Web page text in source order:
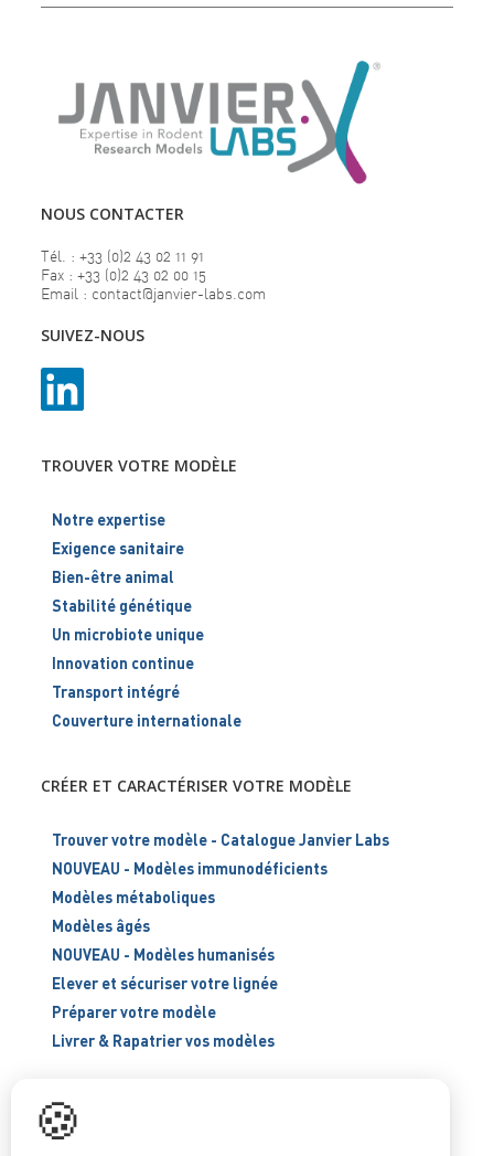
NOUS CONTACTER
Tél. : +33 (0)2 43 02 11 91
Fax : +33 (0)2 43 02 00 15
Email : contact@janvier-labs.com
SUIVEZ-NOUS
TROUVER VOTRE MODÈLE
Notre expertise
Exigence sanitaire
Bien-être animal
Stabilité génétique
Un microbiote unique
Innovation continue
Transport intégré
Couverture internationale
CRÉER ET CARACTÉRISER VOTRE MODÈLE
Trouver votre modèle - Catalogue Janvier Labs
NOUVEAU - Modèles immunodéficients
Modèles métaboliques
Modèles âgés
NOUVEAU - Modèles humanisés
Elever et sécuriser votre lignée
Préparer votre modèle
Livrer & Rapatrier vos modèles
ÉLEVER ET SÉCURISER
🍪